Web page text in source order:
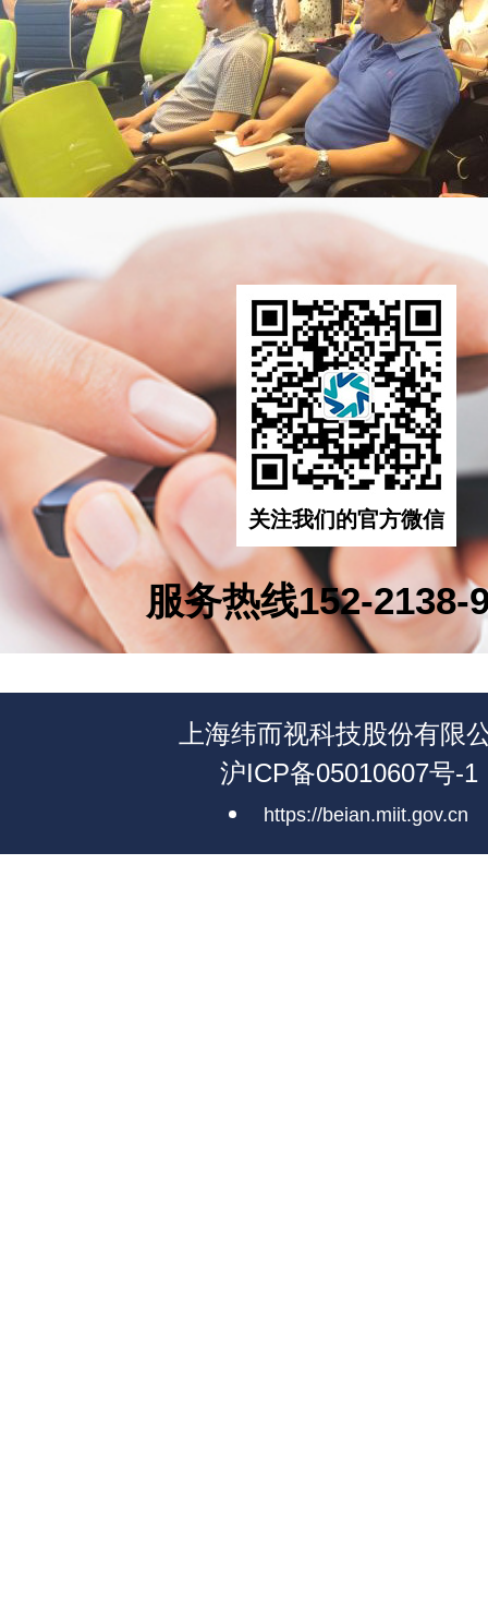
关注我们的官方微信
服务热线152-2138-
上海纬而视科技股份有限
沪ICP备05010607号-1
https://beian.miit.gov.cn